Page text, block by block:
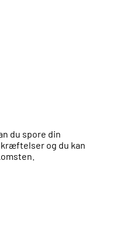
du spore din
og du kan